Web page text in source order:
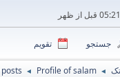
جستجو تقویم
◄
Profile of salam
◄